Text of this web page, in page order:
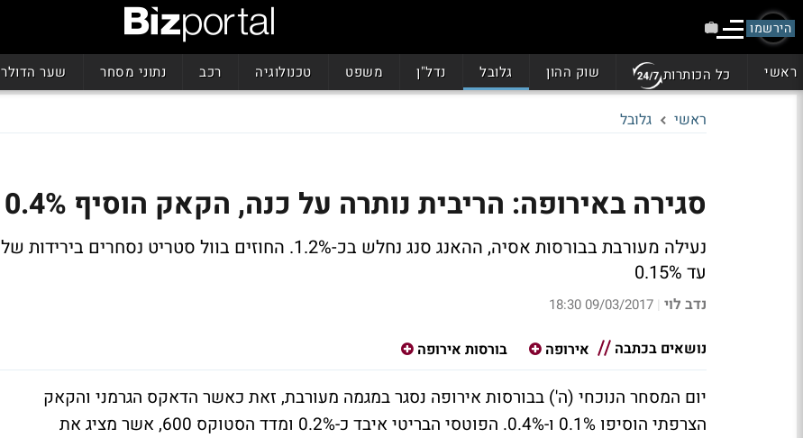
הירשמו
ראשי כל הכותרות שוק ההון גלובל נדל"ן משפט טכנולוגיה רכב נתוני מסחר שער הדולר
ראשי גלובל
סגירה באירופה: הריבית נותרה על כנה, הקאק הוסיף 0.4%
נעילה מעורבת בבורסות אסיה, ההאנג סנג נחלש בכ-1.2%. החוזים בוול סטריט נסחרים בירידות של
עד 0.15%
נדב לוי |
09/03/2017 18:30
נושאים בכתבה אירופה בורסות אירופה
יום המסחר הנוכחי (ה') בבורסות אירופה נסגר במגמה מעורבת, זאת כאשר הדאקס הגרמני והקאק
הצרפתי הוסיפו 0.1% ו-0.4%. הפוטסי הבריטי איבד כ-0.2% ומדד הסטוקס 600, אשר מציג את